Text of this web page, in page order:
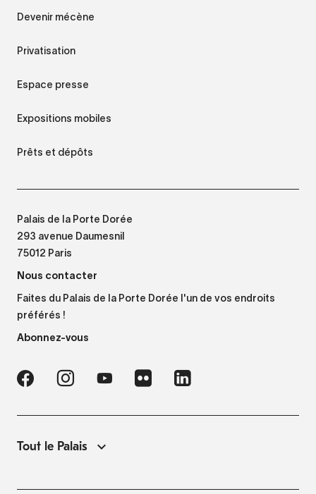
Devenir mécène
Privatisation
Espace presse
Expositions mobiles
Prêts et dépôts
Palais de la Porte Dorée
293 avenue Daumesnil
75012 Paris
Nous contacter
Faites du Palais de la Porte Dorée l'un de vos endroits
préférés !
Abonnez-vous
Tout le Palais